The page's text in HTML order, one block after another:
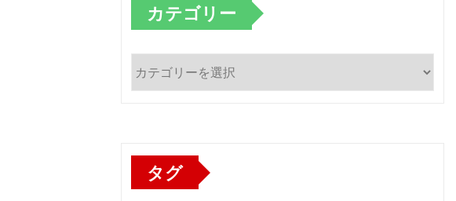
カテゴリー
テ
タグ